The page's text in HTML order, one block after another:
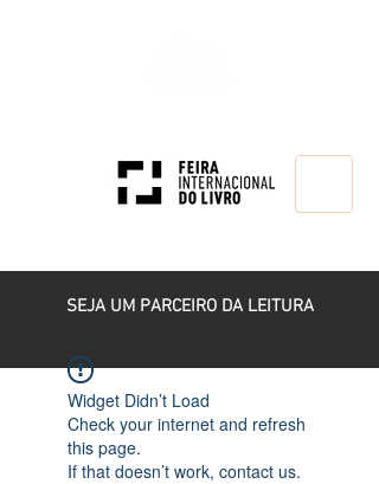
SEJA UM PARCEIRO DA LEITURA
Widget Didn’t Load
Check your internet and refresh
this page.
If that doesn’t work, contact us.